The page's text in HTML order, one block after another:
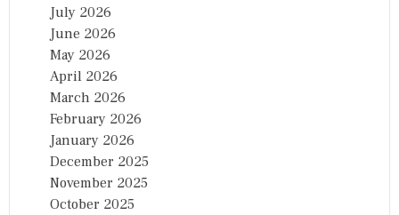
July 2026
June 2026
May 2026
April 2026
March 2026
February 2026
January 2026
December 2025
November 2025
October 2025